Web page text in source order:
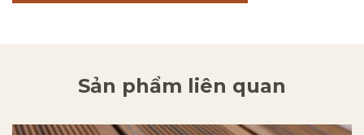
Sản phẩm liên quan